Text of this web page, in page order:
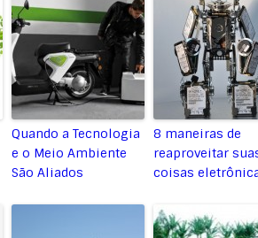
Quando a Tecnologia
e o Meio Ambiente
São Aliados
8 maneiras de
reaproveitar
coisas